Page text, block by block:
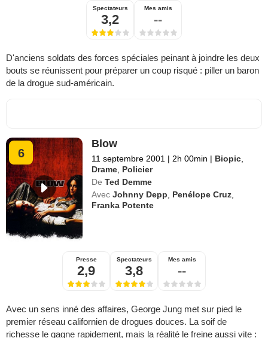
Spectateurs
3,2
Mes amis
--
D'anciens soldats des forces spéciales peinant à joindre les deux
bouts se réunissent pour préparer un coup risqué : piller un baron
de la drogue sud-américain.
6
Blow
11 septembre 2001 | 2h 00min | Biopic
Drame Policier
De Ted Demme
Avec Johnny Depp Penélope Cruz
Franka Potente
Presse
2,9
Spectateurs
3,8
Mes amis
--
Avec un sens inné des affaires, George Jung met sur pied le
premier réseau californien de drogues douces. La soif de
richesse le gagne rapidement, mais la réalité le freine aussi vite :